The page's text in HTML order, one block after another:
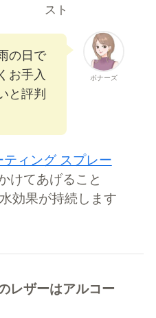
ボナーズ
の日で
お手入
と評判
ィング スプレー
けてあげること
効果が持続します
レザーはアルコー